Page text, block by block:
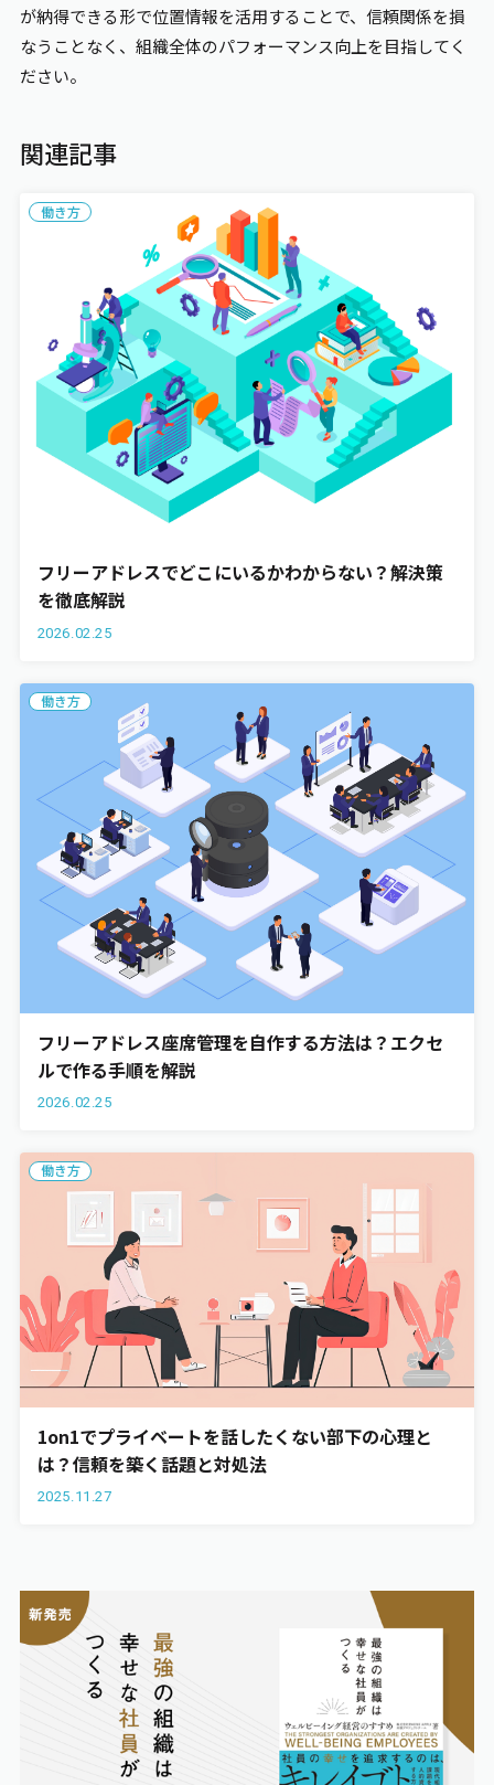
が納得できる形で位置情報を活用することで、信頼関係を損
なうことなく、組織全体のパフォーマンス向上を目指してく
ださい。
関連記事
働き方
フリーアドレスでどこにいるかわからない？解決策
を徹底解説
2026.02.25
働き方
フリーアドレス座席管理を自作する方法は？エクセ
ルで作る手順を解説
2026.02.25
働き方
1on1でプライベートを話したくない部下の心理と
は？信頼を築く話題と対処法
2025.11.27